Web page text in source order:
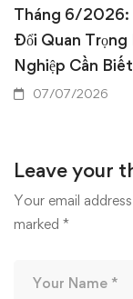
Tháng 6/2026:
Đổi Quan Trọng
Nghiệp Cần Biết
07/07/2026
Leave your
Your email
marked *